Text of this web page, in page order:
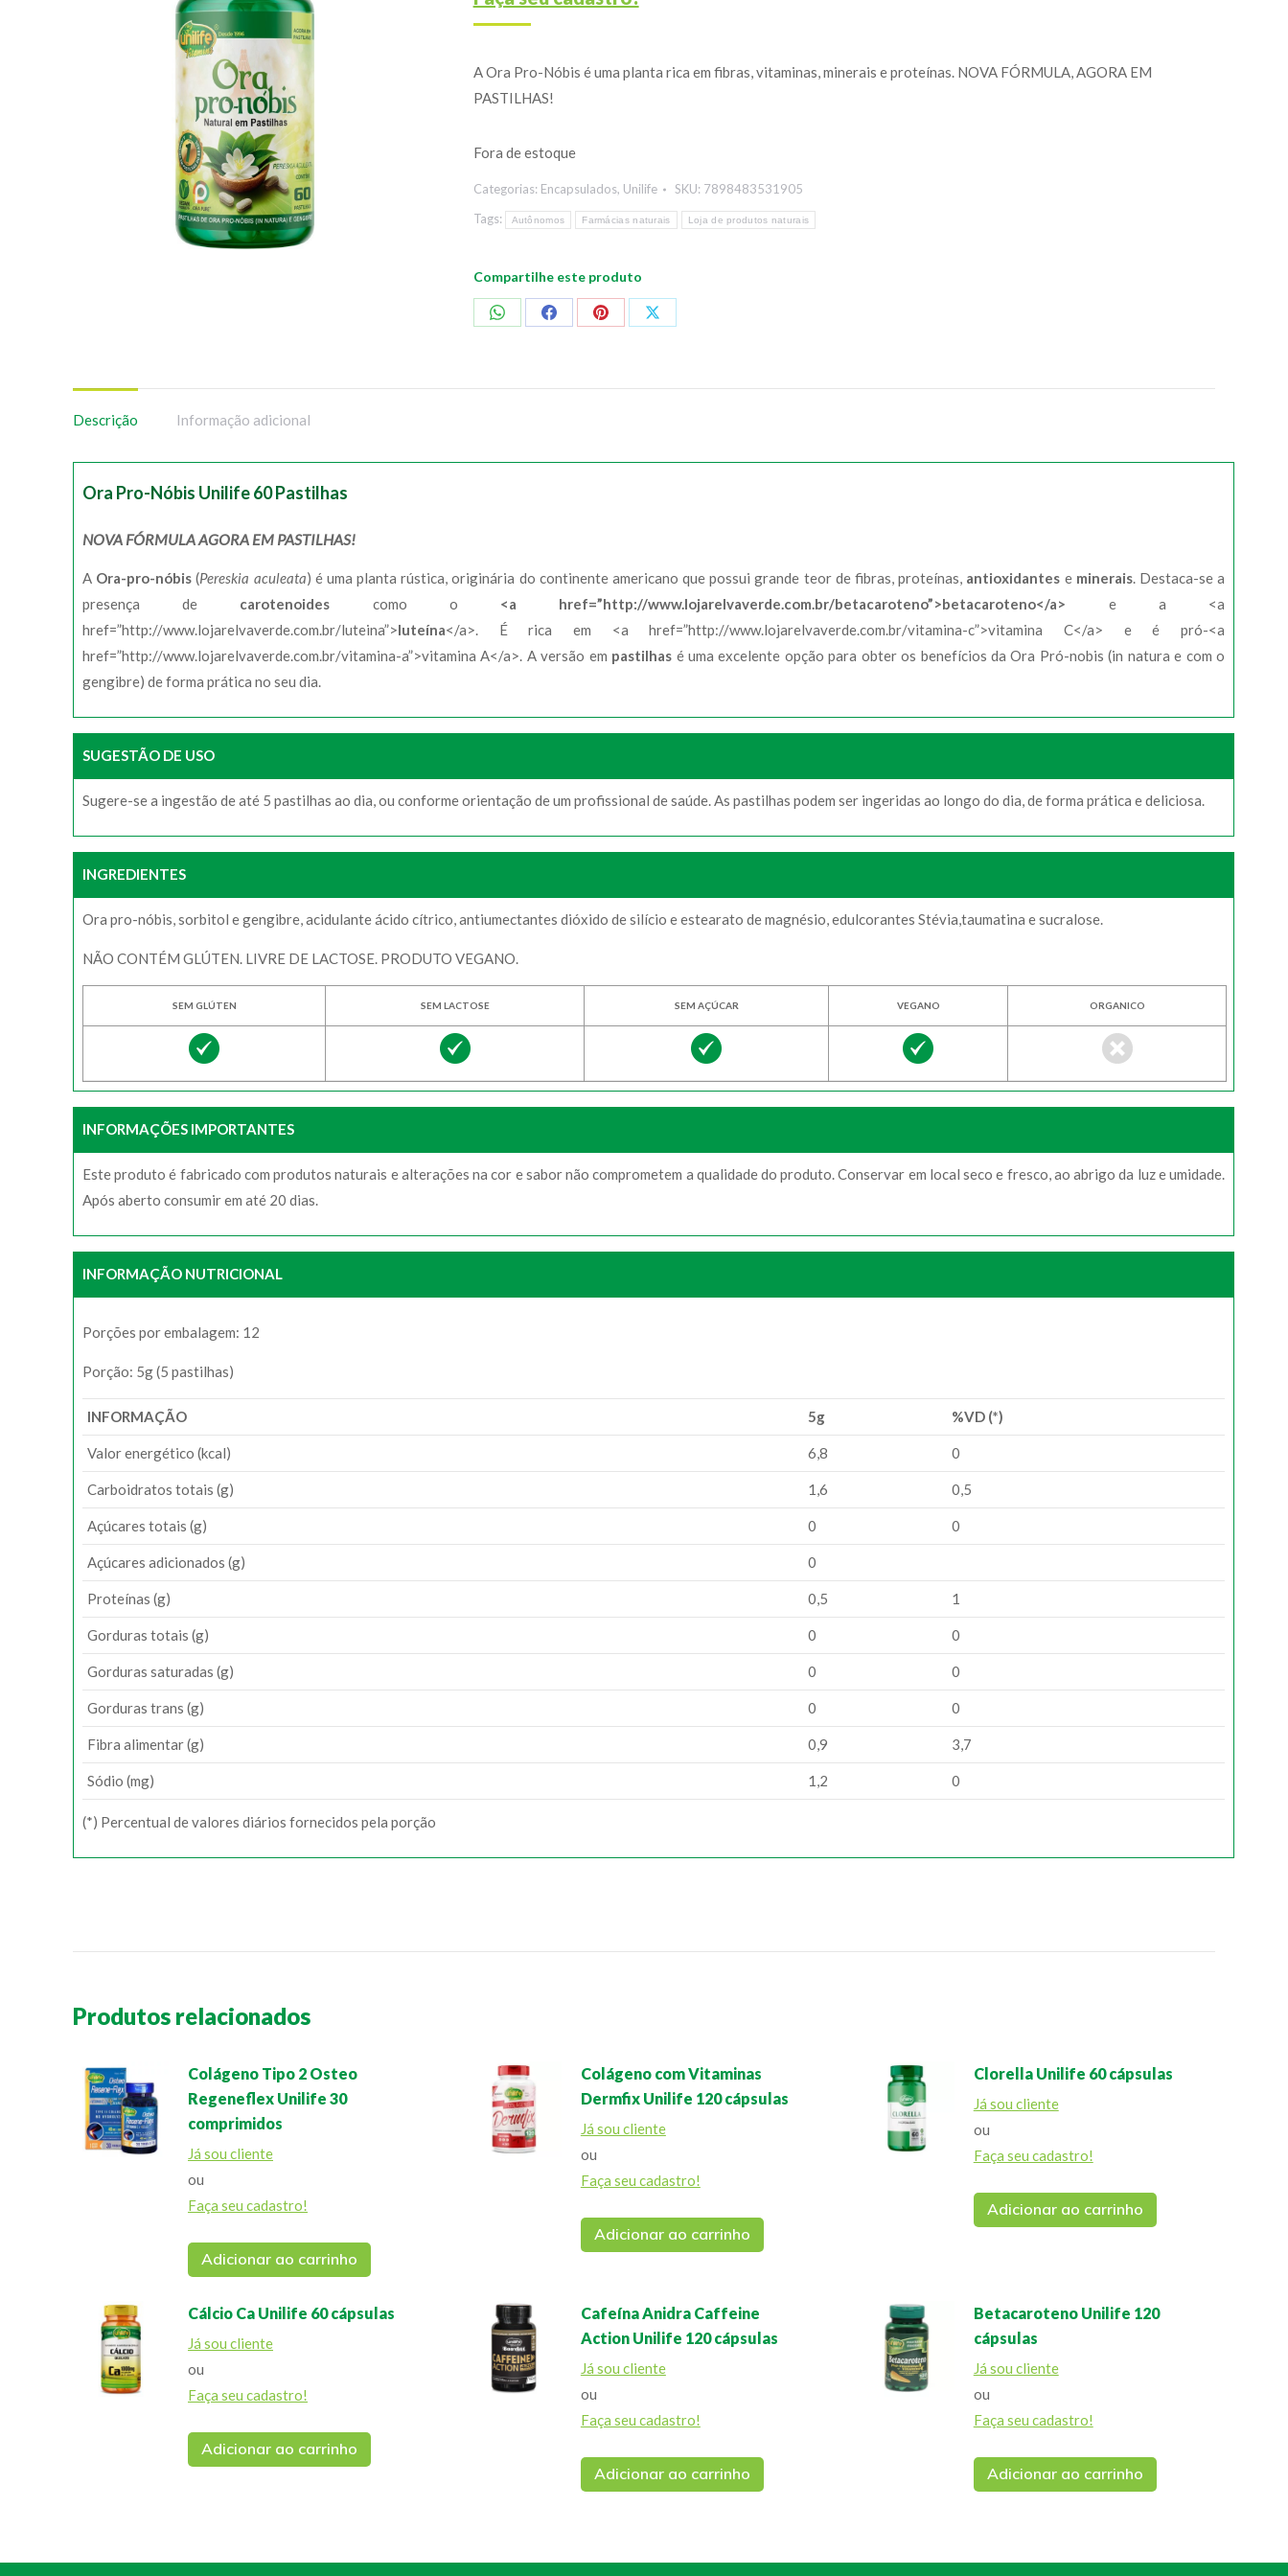
A Ora Pro-Nóbis é uma planta rica em fibras, vitaminas, minerais e proteínas. NOVA FÓRMULA, AGORA EM
PASTILHAS!
Fora de estoque
Categorias: Encapsulados, Unilife SKU: 7898483531905
Tags:
Autônomos Farmácias naturais Loja de produtos naturais
Compartilhe este produto
CompartilharCompartilharCompartilharCompartilhar
Descrição Informação adicional
Ora Pro-Nóbis Unilife 60 Pastilhas
NOVA FÓRMULA AGORA EM PASTILHAS!
A Ora-pro-nóbis (Pereskia aculeata) é uma planta rústica, originária do continente americano que possui grande teor de fibras, proteínas, antioxidantes e minerais. Destaca-se a
presença de carotenoides como o <a href=”http://www.lojarelvaverde.com.br/betacaroteno”>betacaroteno</a> e a <a
href=”http://www.lojarelvaverde.com.br/luteina”>luteína</a>. É rica em <a href=”http://www.lojarelvaverde.com.br/vitamina-c”>vitamina C</a> e é pró-<a
href=”http://www.lojarelvaverde.com.br/vitamina-a”>vitamina A</a>. A versão em pastilhas é uma excelente opção para obter os benefícios da Ora Pró-nobis (in natura e com o
gengibre) de forma prática no seu dia.
SUGESTÃO DE USO
Sugere-se a ingestão de até 5 pastilhas ao dia, ou conforme orientação de um profissional de saúde. As pastilhas podem ser ingeridas ao longo do dia, de forma prática e deliciosa.
INGREDIENTES
Ora pro-nóbis, sorbitol e gengibre, acidulante ácido cítrico, antiumectantes dióxido de silício e estearato de magnésio, edulcorantes Stévia,taumatina e sucralose.
NÃO CONTÉM GLÚTEN. LIVRE DE LACTOSE. PRODUTO VEGANO.
SEM GLÚTEN SEM LACTOSE SEM AÇÚCAR VEGANO ORGANICO
INFORMAÇÕES IMPORTANTES
Este produto é fabricado com produtos naturais e alterações na cor e sabor não comprometem a qualidade do produto. Conservar em local seco e fresco, ao abrigo da luz e umidade.
Após aberto consumir em até 20 dias.
INFORMAÇÃO NUTRICIONAL
Porções por embalagem: 12
Porção: 5g (5 pastilhas)
INFORMAÇÃO 5g %VD (*)
Valor energético (kcal) 6,8 0
Carboidratos totais (g) 1,6 0,5
Açúcares totais (g) 0 0
Açúcares adicionados (g) 0
Proteínas (g) 0,5 1
Gorduras totais (g) 0 0
Gorduras saturadas (g) 0 0
Gorduras trans (g) 0 0
Fibra alimentar (g) 0,9 3,7
Sódio (mg) 1,2 0
(*) Percentual de valores diários fornecidos pela porção
Produtos relacionados
Colágeno Tipo 2 Osteo
Regeneflex Unilife 30
comprimidos
Já sou cliente
ou
Faça seu cadastro!
Adicionar ao carrinho
Colágeno com Vitaminas
Dermfix Unilife 120 cápsulas
Já sou cliente
ou
Faça seu cadastro!
Adicionar ao carrinho
Clorella Unilife 60 cápsulas
Já sou cliente
ou
Faça seu cadastro!
Adicionar ao carrinho
Cálcio Ca Unilife 60 cápsulas
Já sou cliente
ou
Faça seu cadastro!
Adicionar ao carrinho
Cafeína Anidra Caffeine
Action Unilife 120 cápsulas
Já sou cliente
ou
Faça seu cadastro!
Adicionar ao carrinho
Betacaroteno Unilife 120
cápsulas
Já sou cliente
ou
Faça seu cadastro!
Adicionar ao carrinho